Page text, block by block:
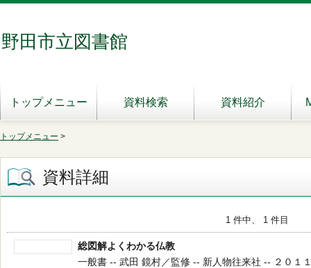
野田市立図書館
トップメニュー 資料検索 資料紹介
トップメニュー >
資料詳細
1 件中、 1 件目
総図解よくわかる仏教
一般書 -- 武田 鏡村／監修 -- 新人物往来社 -- ２０１